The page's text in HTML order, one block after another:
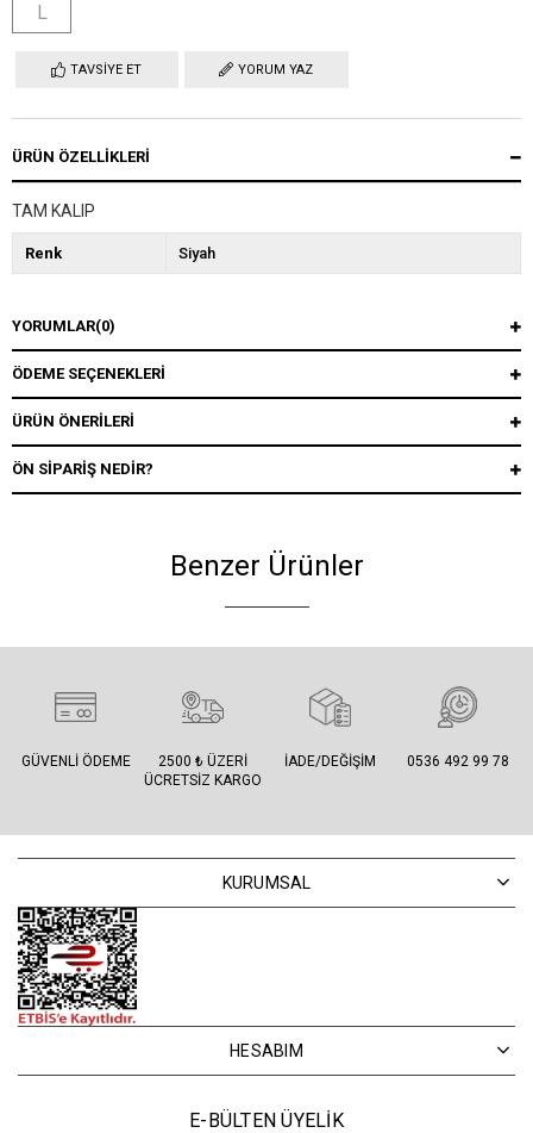
L
TAVSIYE ET YORUM YAZ
ÜRÜN ÖZELLIKLERI
TAM KALIP
Renk Siyah
YORUMLAR(0)
ÖDEME SEÇENEKLERI
ÜRÜN ÖNERILERI
ÖN SIPARIŞ NEDIR?
Benzer Ürünler
GÜVENLI ÖDEME
2500 ₺ ÜZERI
ÜCRETSIZ KARGO
İADE/DEĞIŞIM 0536 492 99 78
KURUMSAL
HESABIM
E-BÜLTEN ÜYELİK